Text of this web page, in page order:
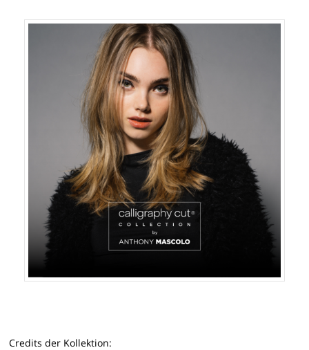
Credits der Kollektion: